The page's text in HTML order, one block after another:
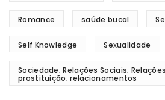
Romance saúde bucal
Self Knowledge Sexualidade
Sociedade; Relações Sociais;
prostituição; relacionamentos